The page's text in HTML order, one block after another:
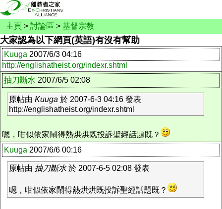
主頁 > 討論區 > 基督宗教
大家認為以下網頁(英語)有沒有幫助
Kuuga 2007/6/3 04:16
http://englishatheist.org/indexr.shtml
抽刀斷水 2007/6/5 02:08
原帖由 Kuuga 於 2007-6-3 04:16 發表
http://englishatheist.org/indexr.shtml
嗯，咁似依家鬧得熱烘烘既投訴聖經話題既？
Kuuga 2007/6/6 00:16
原帖由 抽刀斷水於 2007-6-5 02:08 發表
嗯，咁似依家鬧得熱烘烘既投訴聖經話題既？